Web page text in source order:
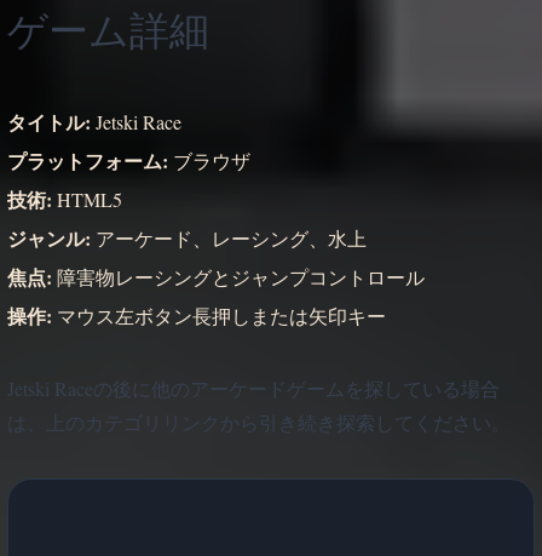
ゲーム詳細
タイトル: Jetski Race
プラットフォーム: ブラウザ
技術: HTML5
ジャンル: アーケード、レーシング、水上
焦点: 障害物レーシングとジャンプコントロール
操作: マウス左ボタン長押しまたは矢印キー
Jetski Raceの後に他のアーケードゲームを探している場合
は、上のカテゴリリンクから引き続き探索してください。